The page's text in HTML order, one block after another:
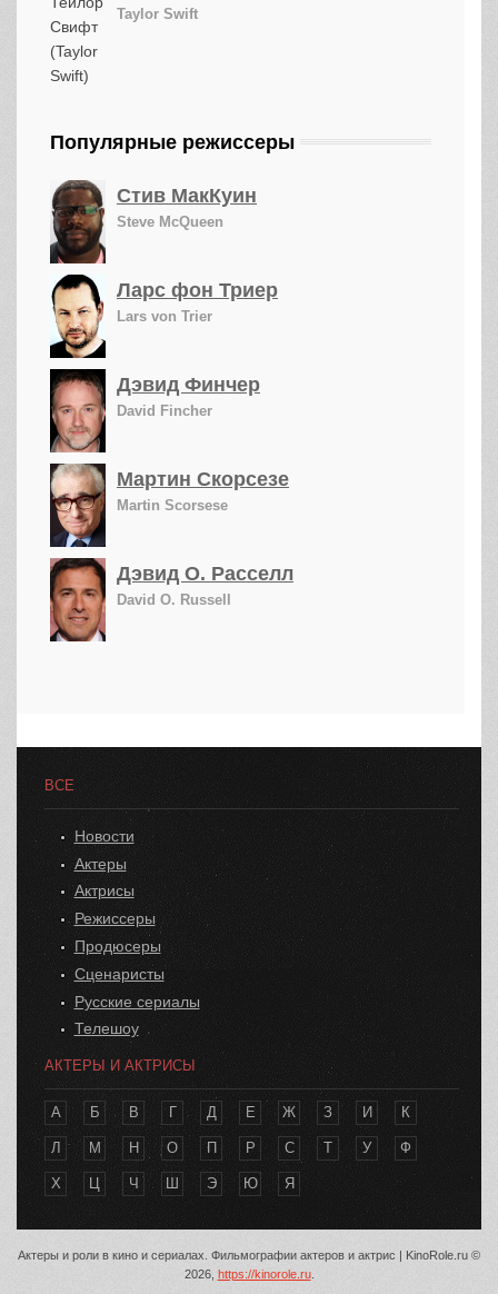
Taylor Swift
Популярные режиссеры
Стив МакКуин
Steve McQueen
Ларс фон Триер
Lars von Trier
Дэвид Финчер
David Fincher
Мартин Скорсезе
Martin Scorsese
Дэвид О. Расселл
David O. Russell
ВСЕ
Новости
Актеры
Актрисы
Режиссеры
Продюсеры
Сценаристы
Русские сериалы
Телешоу
АКТЕРЫ И АКТРИСЫ
А Б В Г Д Е Ж З И К
Л М Н О П Р С Т У Ф
Х Ц Ч Ш Э Ю Я
Актеры и роли в кино и сериалах. Фильмографии актеров и актрис | KinoRole.ru ©
2026, https://kinorole.ru.